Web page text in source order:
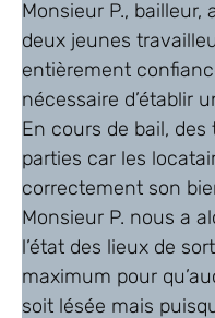
Monsieur P.,
deux jeunes
entièrement
nécessaire d’établir
En cours de bail,
parties car les
correctement son
Monsieur P. nous a
l’état des lieux de
maximum pour
soit lésée mais